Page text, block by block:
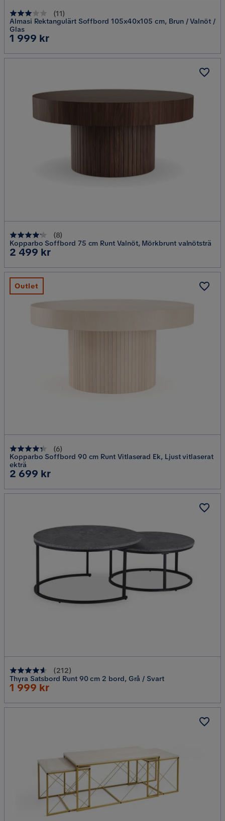
(11)
Almasi Rektangulärt Soffbord 105x40x105 cm, Brun / Valnöt /
Glas
Pris
1 999 kr
(8)
Kopparbo Soffbord 75 cm Runt Valnöt, Mörkbrunt valnötsträ
Pris
2 499 kr
(6)
Kopparbo Soffbord 90 cm Runt Vitlaserad Ek, Ljust vitlaserat
ekträ
Pris
2 699 kr
Outlet
(212)
Thyra Satsbord Runt 90 cm 2 bord, Grå / Svart
Rabatterat
1 999 kr